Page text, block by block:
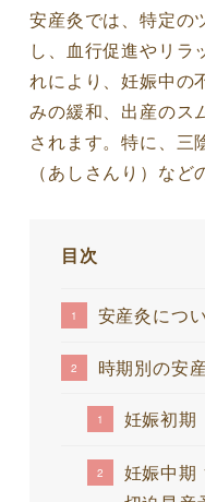
安産灸では、特定の
し、血行促進やリラ
れにより、妊娠中の
みの緩和、出産のス
されます。特に、三
（あしさんり）など
目次
安産灸につ
時期別の安
妊娠初期
妊娠中期